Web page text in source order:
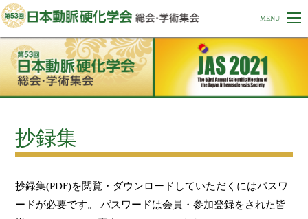
抄録集
抄録集(PDF)を閲覧・ダウンロードしていただくにはパスワ
ードが必要です。 パスワードは会員・参加登録をされた皆